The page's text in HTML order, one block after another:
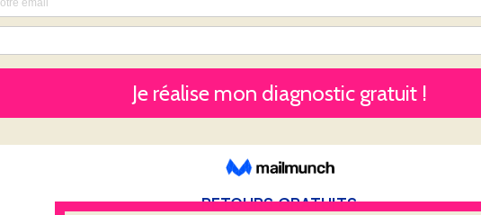
RETOURS GRATUITS